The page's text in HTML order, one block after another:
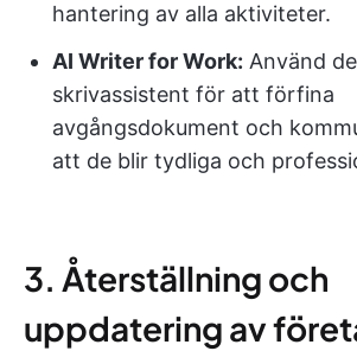
hantering av alla aktiviteter.
AI Writer for Work: Använd
skrivassistent för att förfina
avgångsdokument och
att de blir tydliga och
3. Återställning och
uppdatering av